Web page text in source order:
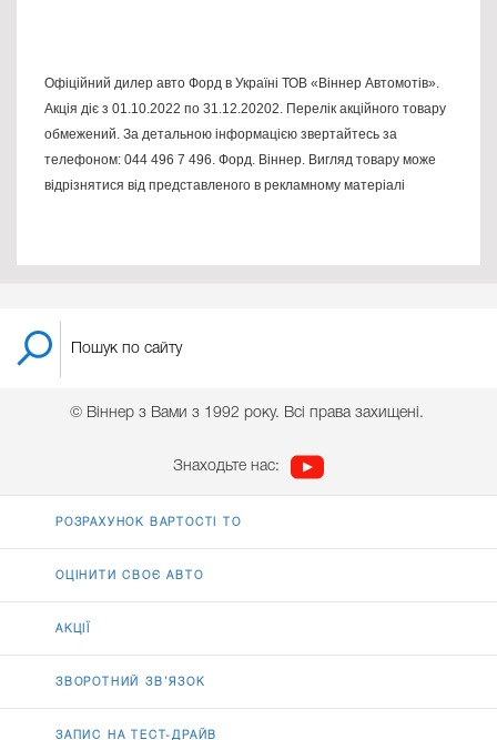
Офіційний дилер авто Форд в Україні ТОВ «Віннер Автомотів».
Акція діє з 01.10.2022 по 31.12.20202. Перелік акційного товару
обмежений. За детальною інформацією звертайтесь за
телефоном: 044 496 7 496. Форд. Віннер. Вигляд товару може
відрізнятися від представленого в рекламному матеріалі
© Віннер з Вами з 1992 року. Всі права захищені.
Знаходьте нас:
РОЗРАХУНОК ВАРТОСТІ ТО
ОЦІНИТИ СВОЄ АВТО
АКЦІЇ
ЗВОРОТНИЙ ЗВ’ЯЗОК
ЗАПИС НА ТЕСТ-ДРАЙВ